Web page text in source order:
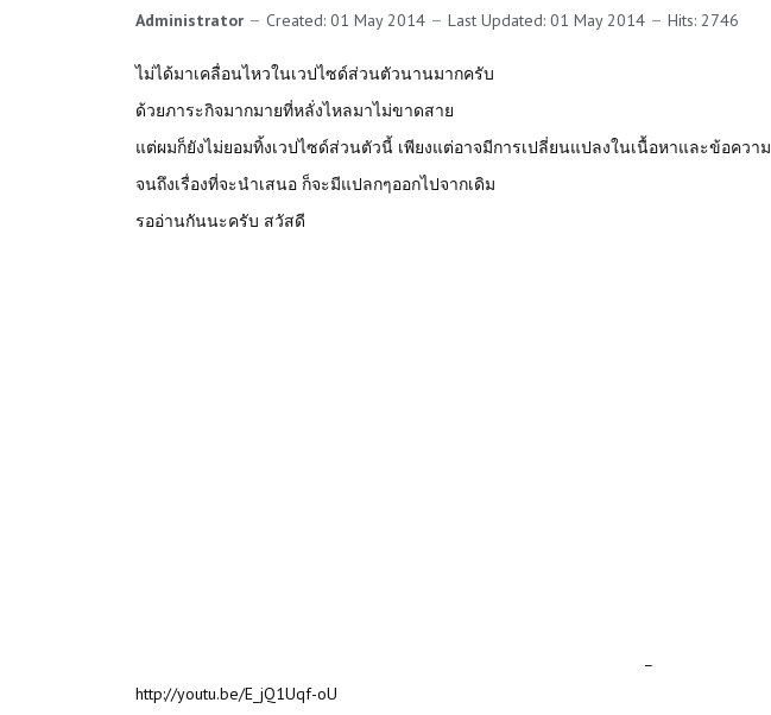
Administrator Created: 01 May 2014 Last Updated: 01 May 2014 Hits: 2746
ไม่ได้มาเคลื่อนไหวในเวปไซด์ส่วนตัวนานมากครับ
ด้วยภาระกิจมากมายที่หลั่งไหลมาไม่ขาดสาย
แต่ผมก็ยังไม่ยอมทิ้งเวปไซด์ส่วนตัวนี้ เพียงแต่อาจมีการเปลี่ยนแปลงในเนื้อหาและข้อความ
จนถึงเรื่องที่จะนำเสนอ ก็จะมีแปลกๆออกไปจากเดิม
รออ่านกันนะครับ สวัสดี
http://youtu.be/E_jQ1Uqf-oU